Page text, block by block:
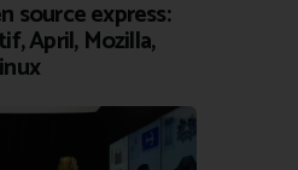
source express:
April, Mozilla,